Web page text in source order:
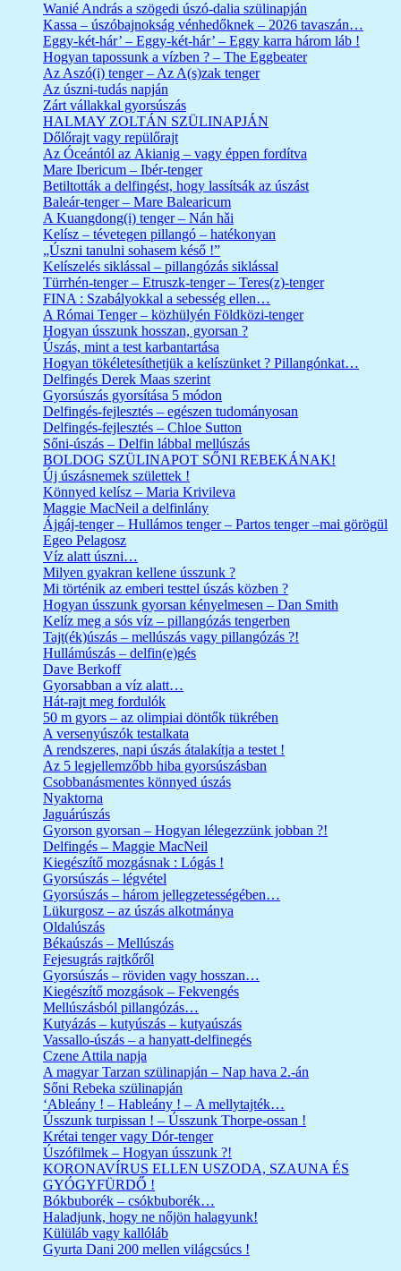
Wanié András a szögedi úszó-dalia szülinapján
Kassa – úszóbajnokság vénhedőknek – 2026 tavaszán…
Eggy-két-hár’ – Eggy-két-hár’ – Eggy karra három láb !
Hogyan tapossunk a vízben ? – The Eggbeater
Az Aszó(i) tenger – Az A(s)zak tenger
Az úszni-tudás napján
Zárt vállakkal gyorsúszás
HALMAY ZOLTÁN SZÜLINAPJÁN
Dőlőrajt vagy repülőrajt
Az Óceántól az Akianig – vagy éppen fordítva
Mare Ibericum – Ibér-tenger
Betiltották a delfingést, hogy lassítsák az úszást
Baleár-tenger – Mare Balearicum
A Kuangdong(i) tenger – Nán hǎi
Kelísz – tévetegen pillangó – hatékonyan
„Úszni tanulni sohasem késő !”
Kelíszelés siklással – pillangózás siklással
Türrhén-tenger – Etruszk-tenger – Teres(z)-tenger
FINA : Szabályokkal a sebesség ellen…
A Római Tenger – közhülyén Földközi-tenger
Hogyan ússzunk hosszan, gyorsan ?
Úszás, mint a test karbantartása
Hogyan tökéletesíthetjük a kelíszünket ? Pillangónkat…
Delfingés Derek Maas szerint
Gyorsúszás gyorsítása 5 módon
Delfingés-fejlesztés – egészen tudományosan
Delfingés-fejlesztés – Chloe Sutton
Sőni-úszás – Delfin lábbal mellúszás
BOLDOG SZÜLINAPOT SŐNI REBEKÁNAK!
Új úszásnemek születtek !
Könnyed kelísz – Maria Krivileva
Maggie MacNeil a delfinlány
Ájgáj-tenger – Hullámos tenger – Partos tenger –mai görögül
Egeo Pelagosz
Víz alatt úszni…
Milyen gyakran kellene ússzunk ?
Mi történik az emberi testtel úszás közben ?
Hogyan ússzunk gyorsan kényelmesen – Dan Smith
Kelíz meg a sós víz – pillangózás tengerben
Tajt(ék)úszás – mellúszás vagy pillangózás ?!
Hullámúszás – delfin(e)gés
Dave Berkoff
Gyorsabban a víz alatt…
Hát-rajt meg fordulók
50 m gyors – az olimpiai döntők tükrében
A versenyúszók testalkata
A rendszeres, napi úszás átalakítja a testet !
Az 5 legjellemzőbb hiba gyorsúszásban
Csobbanásmentes könnyed úszás
Nyaktorna
Jaguárúszás
Gyorson gyorsan – Hogyan lélegezzünk jobban ?!
Delfingés – Maggie MacNeil
Kiegészítő mozgásnak : Lógás !
Gyorsúszás – légvétel
Gyorsúszás – három jellegzetességében…
Lükurgosz – az úszás alkotmánya
Oldalúszás
Békaúszás – Mellúszás
Fejesugrás rajtkőről
Gyorsúszás – röviden vagy hosszan…
Kiegészítő mozgások – Fekvengés
Mellúszásból pillangózás…
Kutyázás – kutyúszás – kutyaúszás
Vassallo-úszás – a hanyatt-delfinegés
Czene Attila napja
A magyar Tarzan szülinapján – Nap hava 2.-án
Sőni Rebeka szülinapján
‘Ableány ! – Hableány ! – A mellytajték…
Ússzunk turpissan ! – Ússzunk Thorpe-ossan !
Krétai tenger vagy Dór-tenger
Úszófilmek – Hogyan ússzunk ?!
KORONAVÍRUS ELLEN USZODA, SZAUNA ÉS
GYÓGYFÜRDŐ !
Bókbuborék – csókbuborék…
Haladjunk, hogy ne nőjön halagyunk!
Külüláb vagy kallóláb
Gyurta Dani 200 mellen világcsúcs !